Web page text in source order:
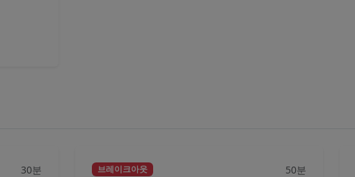
30분 브레이크아웃 50분